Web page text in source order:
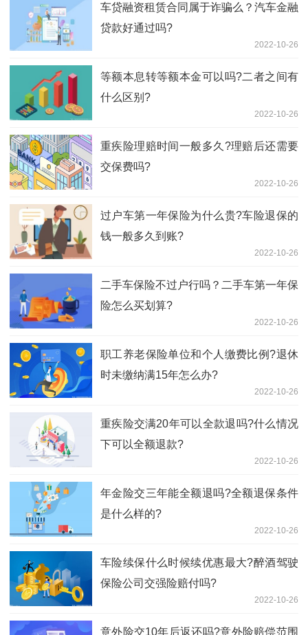
车贷融资租赁合同属于诈骗么？汽车金融
贷款好通过吗?
2022-10-26
等额本息转等额本金可以吗?二者之间有
什么区别?
2022-10-26
重疾险理赔时间一般多久?理赔后还需要
交保费吗?
2022-10-26
过户车第一年保险为什么贵?车险退保的
钱一般多久到账?
2022-10-26
二手车保险不过户行吗？二手车第一年保
险怎么买划算?
2022-10-26
职工养老保险单位和个人缴费比例?退休
时未缴纳满15年怎么办?
2022-10-26
重疾险交满20年可以全款退吗?什么情况
下可以全额退款?
2022-10-26
年金险交三年能全额退吗?全额退保条件
是什么样的?
2022-10-26
车险续保什么时候续优惠最大?醉酒驾驶
保险公司交强险赔付吗?
2022-10-26
意外险交10年后返还吗?意外险赔偿范围